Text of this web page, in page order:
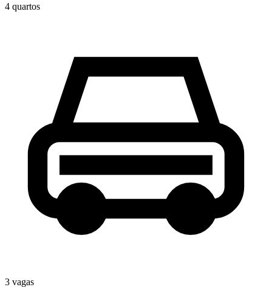
4 quartos
3 vagas